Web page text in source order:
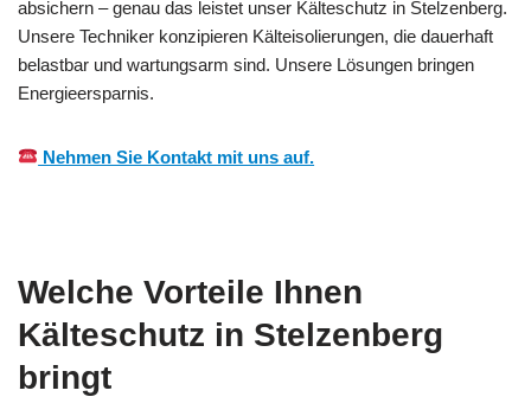
absichern – genau das leistet unser Kälteschutz in Stelzenberg.
Unsere Techniker konzipieren Kälteisolierungen, die dauerhaft
belastbar und wartungsarm sind. Unsere Lösungen bringen
Energieersparnis.
Nehmen Sie Kontakt mit uns auf.
Welche Vorteile Ihnen
Kälteschutz in Stelzenberg
bringt